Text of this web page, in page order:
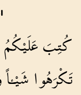
كُتِبَعَلَيْكُمُ
تَكْرَهُواشَيْـٔاً